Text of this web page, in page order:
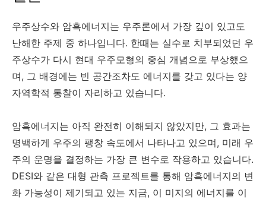
우주상수와 암흑에너지는 우주론에서 가장 깊이 있고도
난해한 주제 중 하나입니다. 한때는 실수로 치부되었던 우
주상수가 다시 현대 우주모형의 중심 개념으로 부상했으
며, 그 배경에는 빈 공간조차도 에너지를 갖고 있다는 양
자역학적 통찰이 자리하고 있습니다.
암흑에너지는 아직 완전히 이해되지 않았지만, 그 효과는
명백하게 우주의 팽창 속도에서 나타나고 있으며, 미래 우
주의 운명을 결정하는 가장 큰 변수로 작용하고 있습니다.
DESI와 같은 대형 관측 프로젝트를 통해 암흑에너지의 변
화 가능성이 제기되고 있는 지금, 이 미지의 에너지를 이